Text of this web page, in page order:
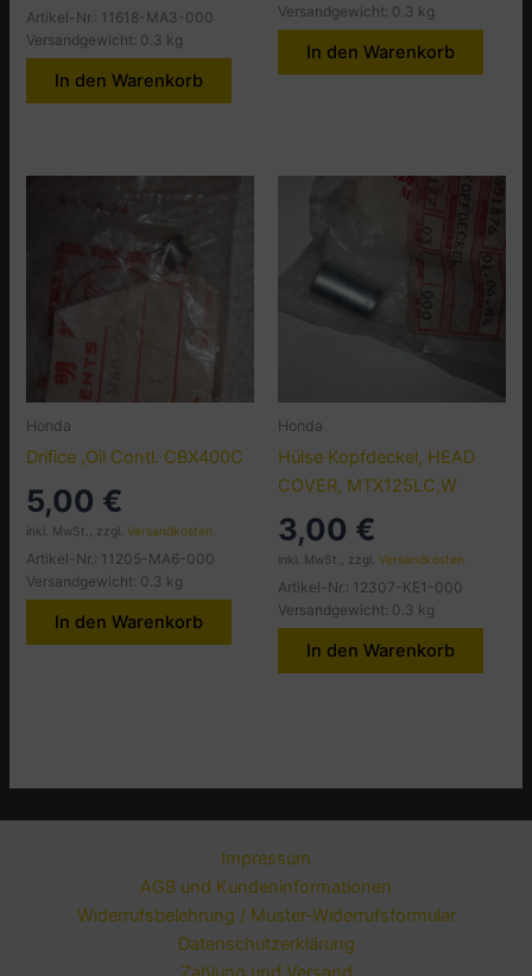
Artikel-Nr.: 11618-MA3-000
Versandgewicht: 0.3 kg
In den Warenkorb
Versandgewicht: 0.3 kg
In den Warenkorb
Honda
Drifice ,Oil Contl. CBX400C
5,00 €
inkl. MwSt., zzgl.Versandkosten
Artikel-Nr.: 11205-MA6-000
Versandgewicht: 0.3 kg
In den Warenkorb
Honda
Hülse Kopfdeckel, HEAD
COVER, MTX125LC,W
3,00 €
inkl. MwSt., zzgl. Versandkosten
Artikel-Nr.: 12307-KE1-000
Versandgewicht: 0.3 kg
In den Warenkorb
Impressum
AGB und Kundeninformationen
Widerrufsbelehrung / Muster-Widerrufsformular
Datenschutzerklärung